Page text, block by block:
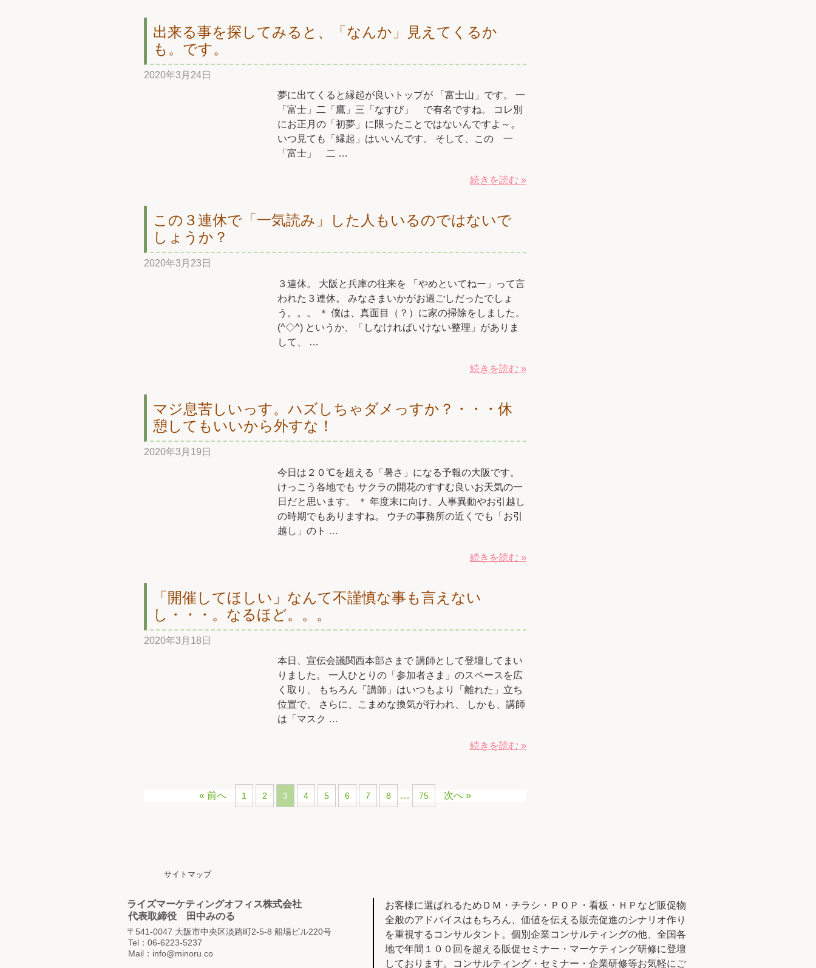
出来る事を探してみると、「なんか」見えてくるか
も。です。
2020年3月24日
夢に出てくると縁起が良いトップが 「富士山」です。 一
「富士」二「鷹」三「なすび」 で有名ですね。 コレ別
にお正月の「初夢」に限ったことではないんですよ～。
いつ見ても「縁起」はいいんです。 そして、この 一
「富士」 二 …
続きを読む »
この３連休で「一気読み」した人もいるのではないで
しょうか？
2020年3月23日
３連休。 大阪と兵庫の往来を 「やめといてねー」って言
われた３連休。 みなさまいかがお過ごしだったでしょ
う。。。 ＊ 僕は、真面目（？）に家の掃除をしました。
(^◇^) というか、「しなければいけない整理」がありま
して、 …
続きを読む »
マジ息苦しいっす。ハズしちゃダメっすか？・・・休
憩してもいいから外すな！
2020年3月19日
今日は２０℃を超える「暑さ」になる予報の大阪です。
けっこう各地でも サクラの開花のすすむ良いお天気の一
日だと思います。 ＊ 年度末に向け、人事異動やお引越し
の時期でもありますね。 ウチの事務所の近くでも「お引
越し」のト …
続きを読む »
「開催してほしい」なんて不謹慎な事も言えない
し・・・。なるほど。。。
2020年3月18日
本日、宣伝会議関西本部さまで 講師として登壇してまい
りました。 一人ひとりの「参加者さま」のスペースを広
く取り、 もちろん「講師」はいつもより「離れた」立ち
位置で、 さらに、こまめな換気が行われ、 しかも、講師
は「マスク …
続きを読む »
« 前へ 1 2 3 4 5 6 7 8 … 75 次へ »
サイトマップ
ライズマーケティングオフィス株式会社
代表取締役 田中みのる
〒541-0047 大阪市中央区淡路町2-5-8 船場ビル220号
Tel：06-6223-5237
Mail：info@minoru.co
お客様に選ばれるためＤＭ・チラシ・ＰＯＰ・看板・ＨＰなど販促物
全般のアドバイスはもちろん、価値を伝える販売促進のシナリオ作り
を重視するコンサルタント。個別企業コンサルティングの他、全国各
地で年間１００回を超える販促セミナー・マーケティング研修に登壇
しております。コンサルティング・セミナー・企業研修等お気軽にご